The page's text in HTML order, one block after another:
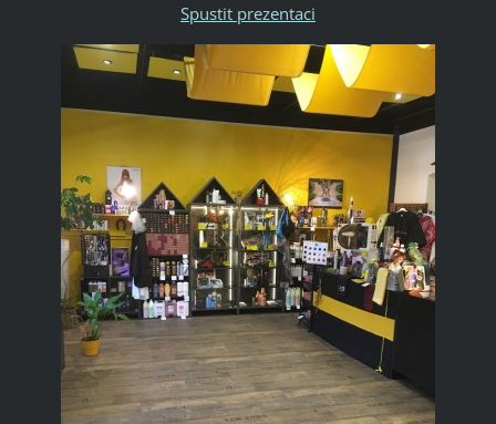
Spustit prezentaci